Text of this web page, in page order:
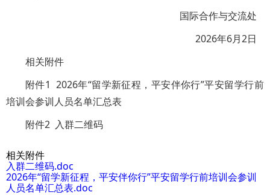
国际合作与交流处
2026年6月2日
相关附件
附件1 2026年“留学新征程，平安伴你行”平安留学行前
培训会参训人员名单汇总表
附件2 入群二维码
相关附件
入群二维码.doc
2026年“留学新征程，平安伴你行”平安留学行前培训会参训
人员名单汇总表.doc